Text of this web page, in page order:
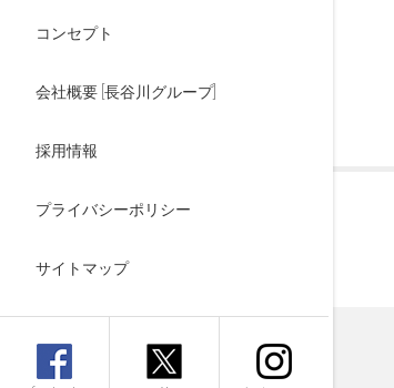
コンセプト
会社概要 [長谷川グループ]
採用情報
プライバシーポリシー
サイトマップ